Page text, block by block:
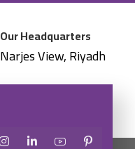
Our Headquarters
Narjes View, Riyadh